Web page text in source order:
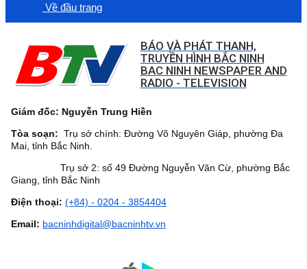
Về đầu trang
BÁO VÀ PHÁT THANH,
TRUYỀN HÌNH BẮC NINH
BAC NINH NEWSPAPER AND
RADIO - TELEVISION
Giám đốc: Nguyễn Trung Hiền
Tòa soạn: Trụ sở chính: Đường Võ Nguyên Giáp, phường Đa
Mai, tỉnh Bắc Ninh.
Trụ sở 2: số 49 Đường Nguyễn Văn Cừ, phường Bắc
Giang, tỉnh Bắc Ninh
Điện thoại: (+84) - 0204 - 3854404
Email: bacninhdigital@bacninhtv.vn